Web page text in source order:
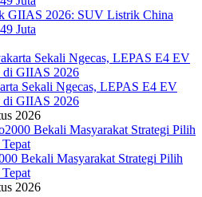
GIIAS 2026: SUV Listrik China
Juta
Sekali Ngecas, LEPAS E4 EV
di GIIAS 2026
2026
Bekali Masyarakat Strategi Pilih
2026